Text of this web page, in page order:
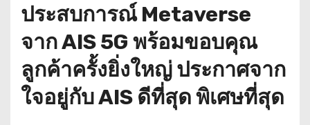
ประสบการณ์ Metaverse
จาก AIS 5G พร้อมขอบคุณ
ลูกค้าครั้งยิ่งใหญ่ ประกาศจาก
ใจอยู่กับ AIS ดีที่สุด พิเศษที่สุด